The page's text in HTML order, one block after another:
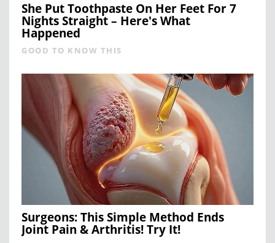
She Put Toothpaste On Her Feet For 7
Nights Straight – Here's What
Happened
GOOD TO KNOW THIS
Surgeons: This Simple Method Ends
Joint Pain & Arthritis! Try It!